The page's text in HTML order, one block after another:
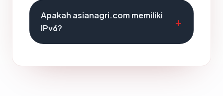
Apakah asianagri.com memiliki
IPv6?